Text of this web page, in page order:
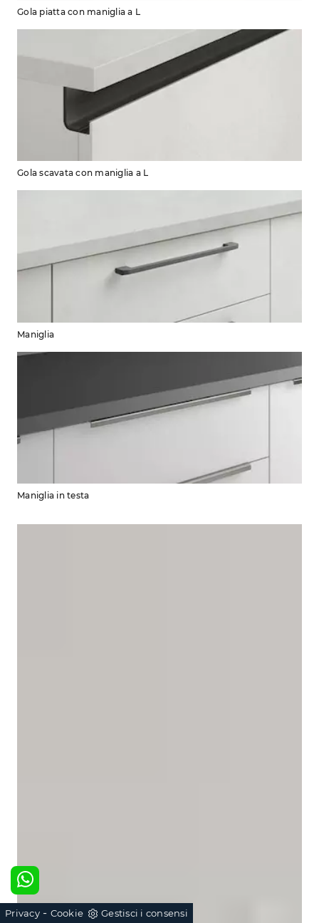
Gola piatta con maniglia a L
Gola scavata con maniglia a L
Maniglia
Maniglia in testa
Privacy- Cookie Gestisci i consensi